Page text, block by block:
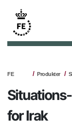
FE Produkter
for Irak